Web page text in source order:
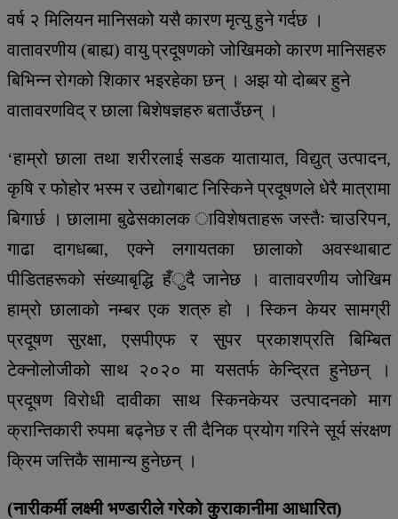
वर्ष २ मिलियन मानिसको यसै कारण मृत्यु हुने गर्दछ ।
वातावरणीय (बाह्य) वायु प्रदूषणको जोखिमको कारण मानिसहरु
बिभिन्न रोगको शिकार भइरहेका छन् । अझ यो दोब्बर हुने
वातावरणविद् र छाला बिशेषज्ञहरु बताउँछन् ।
‘हाम्रो छाला तथा शरीरलाई सडक यातायात, विद्युत् उत्पादन,
कृषि र फोहोर भस्म र उद्योगबाट निस्किने प्रदूषणले धेरै मात्रामा
बिगार्छ । छालामा बुढेसकालक ाविशेषताहरू जस्तैः चाउरिपन,
गाढा दागधब्बा, एक्ने लगायतका छालाको अवस्थाबाट
पीडितहरूको संख्याबृद्धि हँुदै जानेछ । वातावरणीय जोखिम
हाम्रो छालाको नम्बर एक शत्रु हो । स्किन केयर सामग्री
प्रदूषण सुरक्षा, एसपीएफ र सुपर प्रकाशप्रति बिम्बित
टेक्नोलोजीको साथ २०२० मा यसतर्फ केन्द्रित हुनेछन् ।
प्रदूषण विरोधी दावीका साथ स्किनकेयर उत्पादनको माग
क्रान्तिकारी रुपमा बढ्नेछ र ती दैनिक प्रयोग गरिने सूर्य संरक्षण
क्रिम जत्तिकै सामान्य हुनेछन् ।
(नारीकर्मी लक्ष्मी भण्डारीले गरेको कुराकानीमा आधारित)